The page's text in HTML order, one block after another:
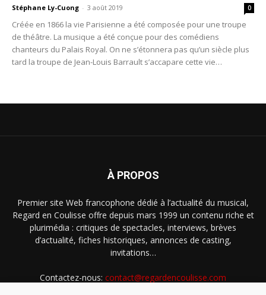
Stéphane Ly-Cuong - 3 août 2019 0
Créée en 1866 la vie Parisienne a été composée pour une troupe
de théâtre. La musique a été conçue pour des comédiens
chanteurs du Palais Royal. On ne s’étonnera pas qu’un siècle plus
tard la troupe de Jean-Louis Barrault s’accapare cette vie
À PROPOS
Premier site Web francophone dédié à l’actualité du musical,
Regard en Coulisse offre depuis mars 1999 un contenu riche et
plurimédia : critiques de spectacles, interviews, brèves
d’actualité, fiches historiques, annonces de casting,
invitations…
Contactez-nous: contact@regardencoulisse.com